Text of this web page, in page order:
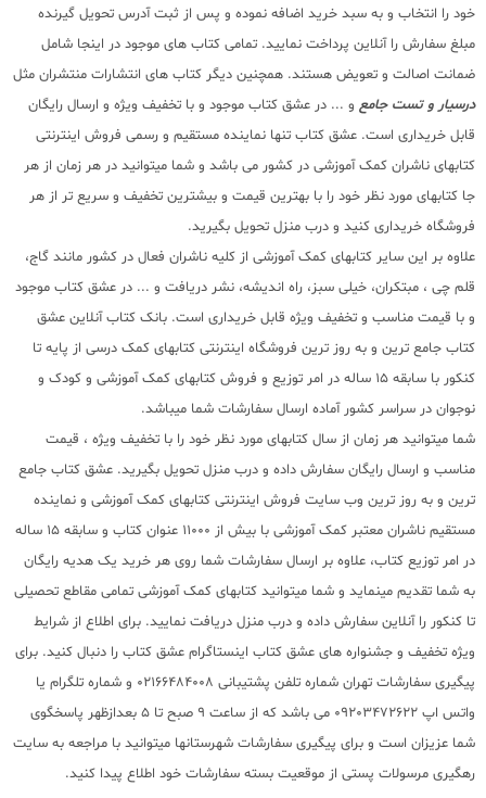
خود را انتخاب و به سبد خرید اضافه نموده و پس از ثبت آدرس تحویل گیرنده
مبلغ سفارش را آنلاین پرداخت نمایید. تمامی کتاب های موجود در اینجا شامل
ضمانت اصالت و تعویض هستند. همچنین دیگر کتاب های انتشارات منتشران مثل
درسیار و تست جامع و ... در عشق کتاب موجود و با تخفیف ویژه و ارسال رایگان
قابل خریداری است. عشق کتاب تنها نماینده مستقیم و رسمی فروش اینترنتی
کتابهای ناشران کمک آموزشی در کشور می باشد و شما میتوانید در هر زمان از هر
جا کتابهای مورد نظر خود را با بهترین قیمت و بیشترین تخفیف و سریع تر از هر
فروشگاه خریداری کنید و درب منزل تحویل بگیرید.
علاوه بر این سایر کتابهای کمک آموزشی از کلیه ناشران فعال در کشور مانند گاج،
قلم چی ، مبتکران، خیلی سبز، راه اندیشه، نشر دریافت و ... در عشق کتاب موجود
و با قیمت مناسب و تخفیف ویژه قابل خریداری است. بانک کتاب آنلاین عشق
کتاب جامع ترین و به روز ترین فروشگاه اینترنتی کتابهای کمک درسی از پایه تا
کنکور با سابقه 15 ساله در امر توزیع و فروش کتابهای کمک آموزشی و کودک و
نوجوان در سراسر کشور آماده ارسال سفارشات شما میباشد.
شما میتوانید هر زمان از سال کتابهای مورد نظر خود را با تخفیف ویژه ، قیمت
مناسب و ارسال رایگان سفارش داده و درب منزل تحویل بگیرید. عشق کتاب جامع
ترین و به روز ترین وب سایت فروش اینترنتی کتابهای کمک آموزشی و نماینده
مستقیم ناشران معتبر کمک آموزشی با بیش از 11000 عنوان کتاب و سابقه 15 ساله
در امر توزیع کتاب، علاوه بر ارسال سفارشات شما روی هر خرید یک هدیه رایگان
به شما تقدیم مینماید و شما میتوانید کتابهای کمک آموزشی تمامی مقاطع تحصیلی
تا کنکور را آنلاین سفارش داده و درب منزل دریافت نمایید. برای اطلاع از شرایط
ویژه تخفیف و جشنواره های عشق کتاب اینستاگرام عشق کتاب را دنبال کنید. برای
پیگیری سفارشات تهران شماره تلفن پشتیبانی 02166484008 و شماره تلگرام یا
واتس اپ 09203472622 می باشد که از ساعت 9 صبح تا 5 بعدازظهر پاسخگوی
شما عزیزان است و برای پیگیری سفارشات شهرستانها میتوانید با مراجعه به سایت
رهگیری مرسولات پستی از موقعیت بسته سفارشات خود اطلاع پیدا کنید.